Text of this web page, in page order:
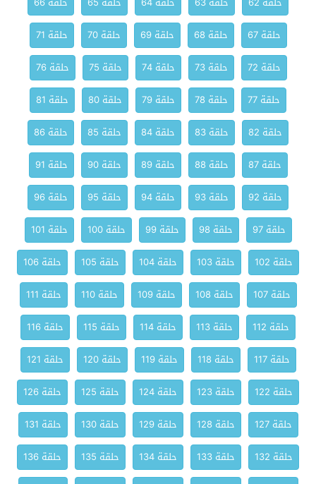
حلقة 67
حلقة 68 حلقة 69 حلقة 70
حلقة 71
حلقة 72
حلقة 73 حلقة 74 حلقة 75
حلقة 76
حلقة 77
حلقة 78 حلقة 79 حلقة 80
حلقة 81
حلقة 82
حلقة 83 حلقة 84 حلقة 85
حلقة 86
حلقة 87
حلقة 88 حلقة 89 حلقة 90
حلقة 91
حلقة 92
حلقة 93 حلقة 94 حلقة 95
حلقة 96
حلقة 97
حلقة 98 حلقة 99 حلقة 100
حلقة 101
حلقة 102
حلقة 103 حلقة 104 حلقة 105
حلقة 106
حلقة 107
حلقة 108 حلقة 109 حلقة 110
حلقة 111
حلقة 112
حلقة 113 حلقة 114 حلقة 115
حلقة 116
حلقة 117
حلقة 118 حلقة 119 حلقة 120
حلقة 121
حلقة 122
حلقة 123 حلقة 124 حلقة 125
حلقة 126
حلقة 127
حلقة 128 حلقة 129 حلقة 130
حلقة 131
حلقة 132
حلقة 133 حلقة 134 حلقة 135
حلقة 136